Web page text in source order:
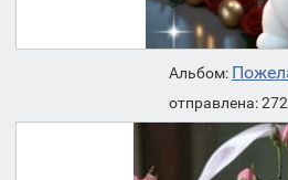
Альбом:
отправлена: